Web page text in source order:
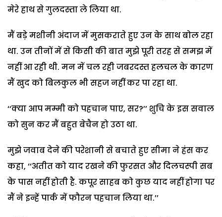
मेरे हाथ से गुलदस्ता ले लिया था.
मैं बड़े मशीनी अंदाज में मुसकराते हुए उन के साथ बोल रहा
था. उन तीनों में से किसी की बात मुझे पूरी तरह से समझ में
नहीं आ रही थी. मन में चल रही जबरदस्त हलचल के कारण
मैं खुद को बिलकुल भी सहज नहीं कर पा रहा था.
‘‘क्या आप मम्मी को पहचान पाए, सर?’’ शुचि के इस सवाल
को सुन कर मैं बहुत बेचैन हो उठा था.
मुझे जवाब देने की परेशानी से बचाते हुए सीमा ने हंस कर
कहा, ‘‘अतीत को याद रखने की फुरसत और दिलचस्पी सब
के पास नहीं होती है. कपूर साहब को कुछ याद नहीं होगा पर
मैं ने इन्हें पार्क में फौरन पहचान लिया था.’’